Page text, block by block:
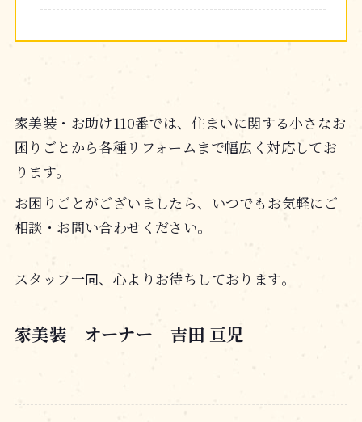
家美装・お助け110番では、住まいに関する小さなお
困りごとから各種リフォームまで幅広く対応してお
ります。
お困りごとがございましたら、いつでもお気軽にご
相談・お問い合わせください。
スタッフ一同、心よりお待ちしております。
家美装 オーナー 吉田 亘児